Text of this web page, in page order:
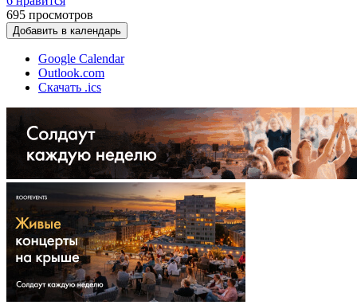
695 просмотров
Добавить в календарь
Google Calendar
Outlook.com
Скачать .ics